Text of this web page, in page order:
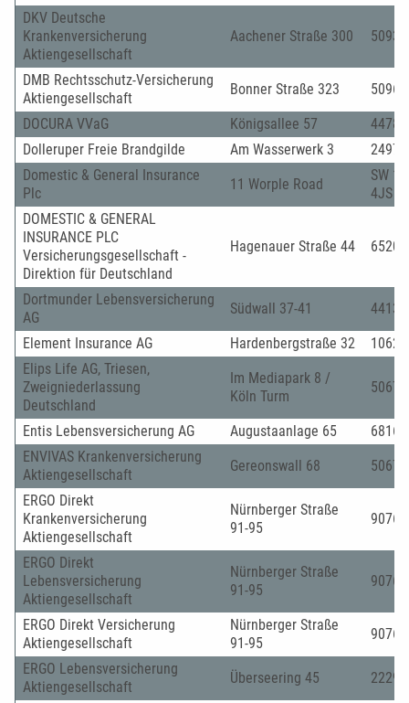
DKV Deutsche
Krankenversicherung
Aktiengesellschaft
Aachener Straße 300 50933
DMB Rechtsschutz-Versicherung
Aktiengesellschaft
Bonner Straße 323
50968
DOCURA VVaG
Königsallee 57
44789
Dolleruper Freie Brandgilde
Am Wasserwerk 3
24972
Domestic & General Insurance
Plc
11 Worple Road
SW 19
4JS
DOMESTIC & GENERAL
INSURANCE PLC
Versicherungsgesellschaft -
Direktion für Deutschland
Hagenauer Straße 44 65203
Dortmunder Lebensversicherung
AG
Südwall 37-41
44137
Element Insurance AG
Hardenbergstraße 32
10623
Elips Life AG, Triesen,
Zweigniederlassung
Deutschland
Im Mediapark 8 /
Köln Turm
50670
Entis Lebensversicherung AG Augustaanlage 65
68165
ENVIVAS Krankenversicherung
Aktiengesellschaft
Gereonswall 68
50670
ERGO Direkt
Krankenversicherung
Aktiengesellschaft
Nürnberger Straße
91-95
90762
ERGO Direkt
Lebensversicherung
Aktiengesellschaft
Nürnberger Straße
91-95
90762
ERGO Direkt Versicherung
Aktiengesellschaft
Nürnberger Straße
91-95
90762
ERGO Lebensversicherung
Aktiengesellschaft
Überseering 45
22297